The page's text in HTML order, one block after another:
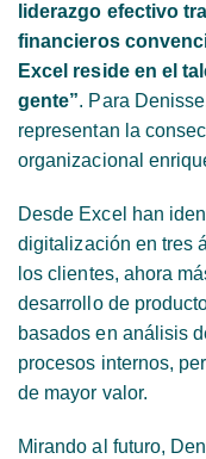
liderazgo efectivo
financieros
Excel reside en el
gente”. Para
representan la
organizacional
Desde Excel han
digitalización en tres
los clientes, ahora
desarrollo de
basados en análisis
procesos internos,
de mayor valor.
Mirando al futuro,